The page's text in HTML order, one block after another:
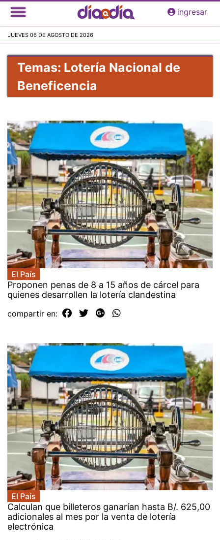
Pasar
al
principal
ingresar
JUEVES 06 DE AGOSTO DE 2026
Temas: Lotería Nacional de
Beneficencia
El País
Proponen penas de 8 a 15 años de cárcel para
quienes desarrollen la lotería clandestina
compartir en:
El País
Calculan que billeteros ganarían hasta B/. 625,00
adicionales al mes por la venta de lotería
electrónica